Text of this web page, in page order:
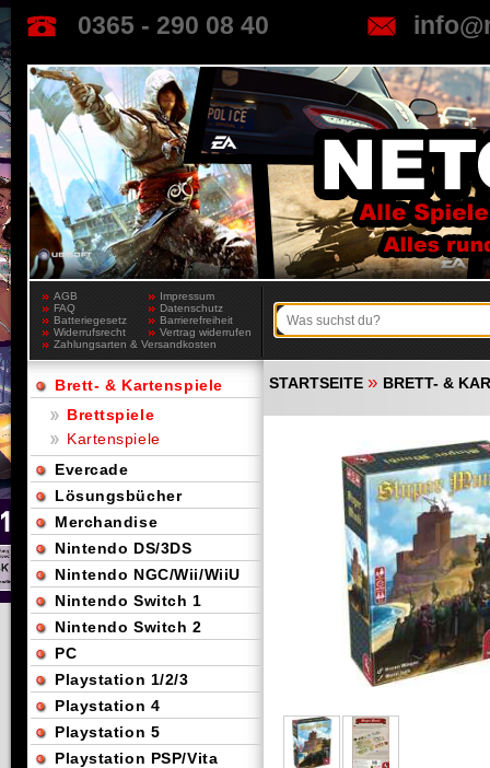
0365 - 290 08 40
AGB
Impressum
FAQ
Datenschutz
Batteriegesetz
Barrierefreiheit
Widerrufsrecht
Vertrag widerrufen
Zahlungsarten & Versandkosten
STARTSEITE » BRETT- &
Brett- & Kartenspiele
Brettspiele
Kartenspiele
Evercade
Lösungsbücher
Merchandise
Nintendo DS/3DS
Nintendo NGC/Wii/WiiU
Nintendo Switch 1
Nintendo Switch 2
PC
Playstation 1/2/3
Playstation 4
Playstation 5
Playstation PSP/Vita